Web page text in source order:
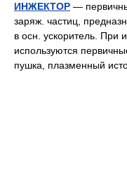
ИНЖЕКТОР —
заряж. частиц,
в осн. ускоритель. При
используются
пушка, плазменный